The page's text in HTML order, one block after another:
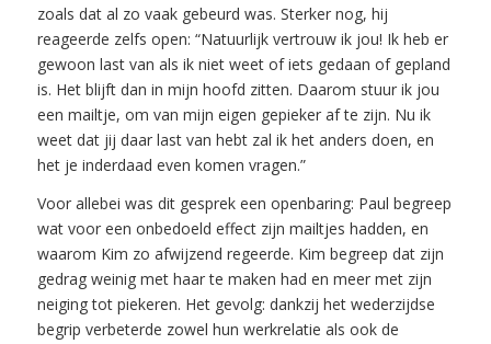
zoals dat al zo vaak gebeurd was. Sterker nog, hij
reageerde zelfs open: “Natuurlijk vertrouw ik jou! Ik heb er
gewoon last van als ik niet weet of iets gedaan of gepland
is. Het blijft dan in mijn hoofd zitten. Daarom stuur ik jou
een mailtje, om van mijn eigen gepieker af te zijn. Nu ik
weet dat jij daar last van hebt zal ik het anders doen, en
het je inderdaad even komen vragen.”
Voor allebei was dit gesprek een openbaring: Paul begreep
wat voor een onbedoeld effect zijn mailtjes hadden, en
waarom Kim zo afwijzend regeerde. Kim begreep dat zijn
gedrag weinig met haar te maken had en meer met zijn
neiging tot piekeren. Het gevolg: dankzij het wederzijdse
begrip verbeterde zowel hun werkrelatie als ook de